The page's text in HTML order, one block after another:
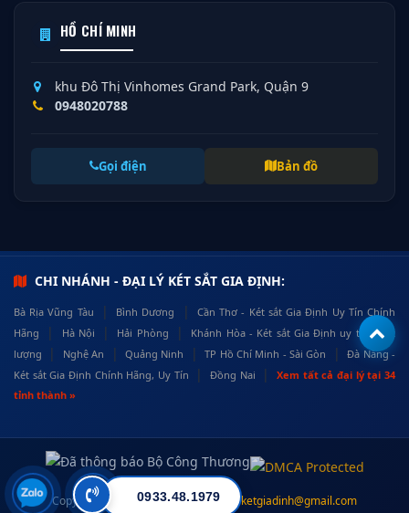
HỒ CHÍ MINH
khu Đô Thị Vinhomes Grand Park, Quận 9
0948020788
Gọi điện Bản đồ
CHI NHÁNH - ĐẠI LÝ KÉT SẮT GIA ĐỊNH:
Bà Rịa Vũng Tàu | Bình Dương |
Cần Thơ - Két sắt Gia Định Uy Tín Chính
Hãng
| Hà Nội | Hải Phòng |
Khánh Hòa - Két sắt Gia Định uy tín, chất
lượng
| Nghệ An | Quảng Ninh | TP Hồ Chí Minh - Sài Gòn |
Đà Nẵng -
Két sắt Gia Định Chính Hãng, Uy Tín
| Đồng Nai |
Xem tất cả đại lý tại 34
tỉnh thành »
Copyright © 2026 ·ketsatgiadinh.vn ·ketgiadinh@gmail.com
0933.48.1979